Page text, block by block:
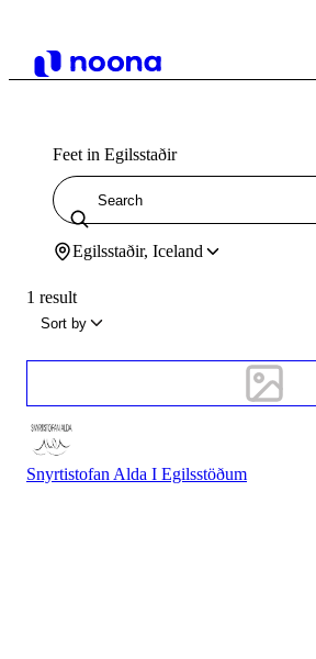
Feet in Egilsstaðir
Egilsstaðir, Iceland
1 result
Sort by
Snyrtistofan Alda I Egilsstöðum